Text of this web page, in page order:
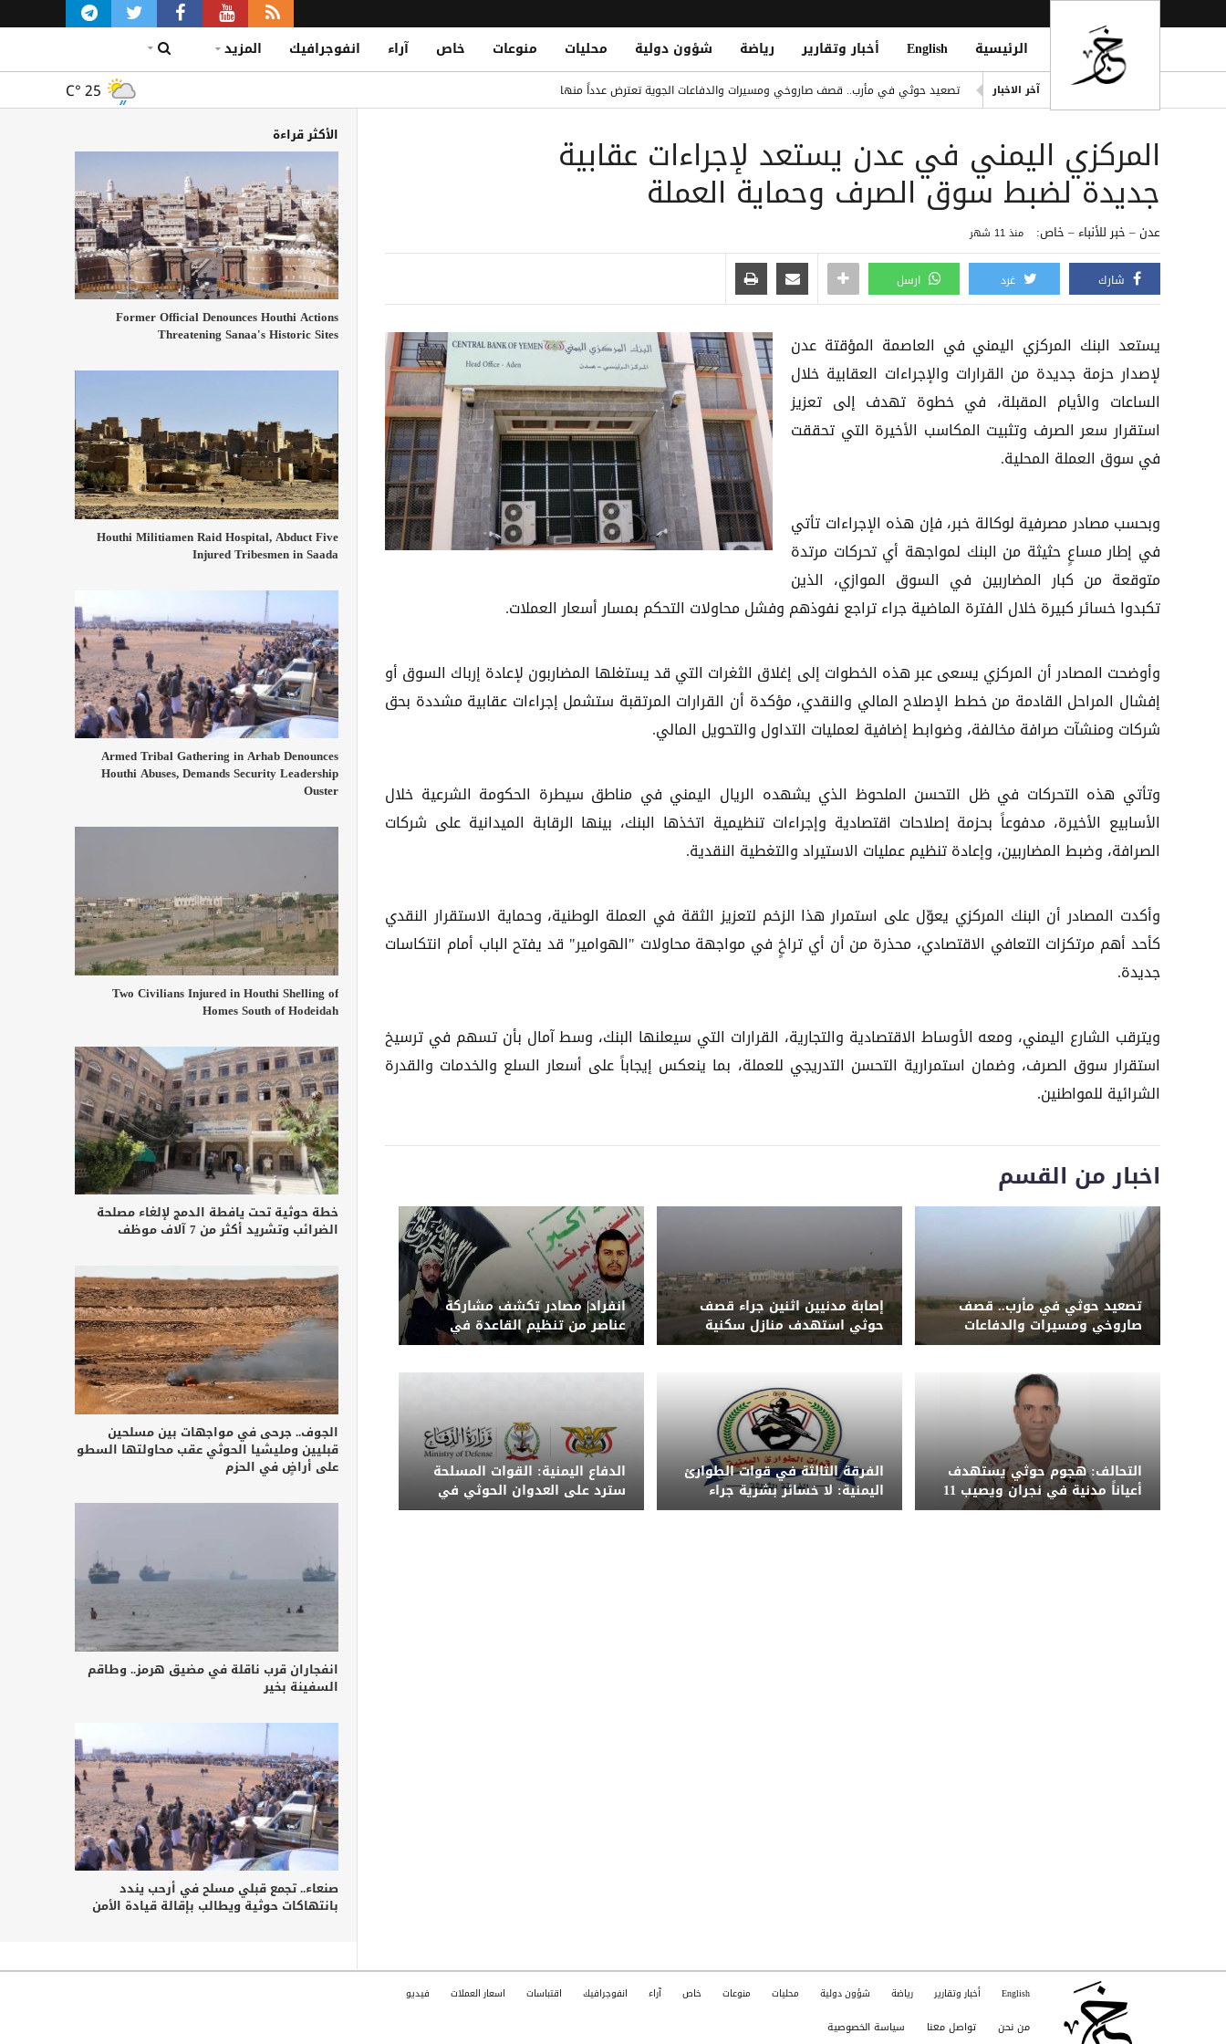
الرئيسية English أخبار وتقارير رياضة شؤون دولية محليات منوعات خاص آراء انفوجرافيك المزيد
آخر الاخبار
تصعيد حوثي في مأرب.. قصف صاروخي ومسيرات والدفاعات الجوية تعترض عدداً منها
صلاح يتربع على عرش رواتب الدوري التركي مع طرابزون سبور
إصابة مدنيين اثنين جراء قصف حوثي استهدف منازل سكنية جنوب الحديدة
ديوماندي يكتب التاريخ: أغلى صفقة في تاريخ ريال مدريد ولايبزيج
C° 25
المركزي اليمني في عدن يستعد لإجراءات عقابية
جديدة لضبط سوق الصرف وحماية العملة
عدن – خبر للأنباء – خاص: منذ 11 شهر
شارك غرد ارسل
يستعد البنك المركزي اليمني في العاصمة المؤقتة عدن
لإصدار حزمة جديدة من القرارات والإجراءات العقابية خلال
الساعات والأيام المقبلة، في خطوة تهدف إلى تعزيز
استقرار سعر الصرف وتثبيت المكاسب الأخيرة التي تحققت
في سوق العملة المحلية.
وبحسب مصادر مصرفية لوكالة خبر، فإن هذه الإجراءات تأتي
في إطار مساعٍ حثيثة من البنك لمواجهة أي تحركات مرتدة
متوقعة من كبار المضاربين في السوق الموازي، الذين
تكبدوا خسائر كبيرة خلال الفترة الماضية جراء تراجع نفوذهم وفشل محاولات التحكم بمسار أسعار العملات.
وأوضحت المصادر أن المركزي يسعى عبر هذه الخطوات إلى إغلاق الثغرات التي قد يستغلها المضاربون لإعادة إرباك السوق أو
إفشال المراحل القادمة من خطط الإصلاح المالي والنقدي، مؤكدة أن القرارات المرتقبة ستشمل إجراءات عقابية مشددة بحق
شركات ومنشآت صرافة مخالفة، وضوابط إضافية لعمليات التداول والتحويل المالي.
وتأتي هذه التحركات في ظل التحسن الملحوظ الذي يشهده الريال اليمني في مناطق سيطرة الحكومة الشرعية خلال
الأسابيع الأخيرة، مدفوعاً بحزمة إصلاحات اقتصادية وإجراءات تنظيمية اتخذها البنك، بينها الرقابة الميدانية على شركات
الصرافة، وضبط المضاربين، وإعادة تنظيم عمليات الاستيراد والتغطية النقدية.
وأكدت المصادر أن البنك المركزي يعوّل على استمرار هذا الزخم لتعزيز الثقة في العملة الوطنية، وحماية الاستقرار النقدي
كأحد أهم مرتكزات التعافي الاقتصادي، محذرة من أن أي تراخٍ في مواجهة محاولات "الهوامير" قد يفتح الباب أمام انتكاسات
جديدة.
ويترقب الشارع اليمني، ومعه الأوساط الاقتصادية والتجارية، القرارات التي سيعلنها البنك، وسط آمال بأن تسهم في ترسيخ
استقرار سوق الصرف، وضمان استمرارية التحسن التدريجي للعملة، بما ينعكس إيجاباً على أسعار السلع والخدمات والقدرة
الشرائية للمواطنين.
اخبار من القسم
تصعيد حوثي في مأرب.. قصف
صاروخي ومسيرات والدفاعات
الجوية تعترض عدداً منها
إصابة مدنيين اثنين جراء قصف
حوثي استهدف منازل سكنية
جنوب الحديدة
انفراد| مصادر تكشف مشاركة
عناصر من تنظيم القاعدة في
الهجوم الحوثي على معسكر
التحالف: هجوم حوثي يستهدف
أعياناً مدنية في نجران ويصيب 11
مدنياً بينهم امرأة وطفل
الفرقة الثالثة في قوات الطوارئ
اليمنية: لا خسائر بشرية جراء
الضربة ونحذر من تداول الشائعات
الدفاع اليمنية: القوات المسلحة
سترد على العدوان الحوثي في
الزمان والمكان المناسبين
الأكثر قراءة
Former Official Denounces Houthi Actions
Threatening Sanaa's Historic Sites
Houthi Militiamen Raid Hospital, Abduct Five
Injured Tribesmen in Saada
Armed Tribal Gathering in Arhab Denounces
Houthi Abuses, Demands Security Leadership
Ouster
Two Civilians Injured in Houthi Shelling of
Homes South of Hodeidah
خطة حوثية تحت يافطة الدمج لإلغاء مصلحة
الضرائب وتشريد أكثر من 7 آلاف موظف
الجوف.. جرحى في مواجهات بين مسلحين
قبليين ومليشيا الحوثي عقب محاولتها السطو
على أراضٍ في الحزم
انفجاران قرب ناقلة في مضيق هرمز.. وطاقم
السفينة بخير
صنعاء.. تجمع قبلي مسلح في أرحب يندد
بانتهاكات حوثية ويطالب بإقالة قيادة الأمن
English أخبار وتقارير رياضة شؤون دولية محليات منوعات خاص آراء انفوجرافيك اقتباسات اسعار العملات فيديو
من نحن تواصل معنا سياسة الخصوصية